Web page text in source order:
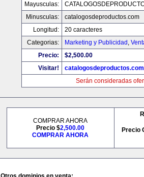
Mayusculas:
Minusculas:
catalogosdeproductos.com
Longitud:
20 caracteres
Categorias:
Marketing y Publicidad ,
Precio:
$2,500.00
Visitar!
catalogosdeproductos.com
Serán consideradas
COMPRAR AHORA
Precio $2,500.00
COMPRAR AHORA
Precio